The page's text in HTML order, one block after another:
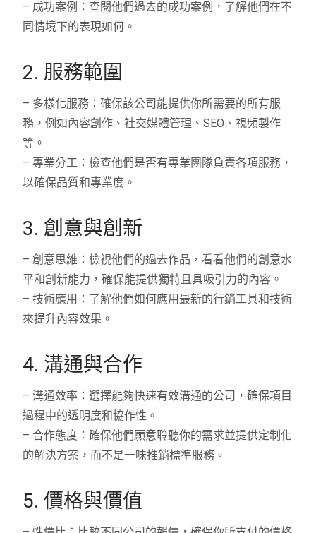
– 成功案例：查閱他們過去的成功案例，了解他們在不
同情境下的表現如何。
2. 服務範圍
– 多樣化服務：確保該公司能提供你所需要的所有服
務，例如內容創作、社交媒體管理、SEO、視頻製作
等。
– 專業分工：檢查他們是否有專業團隊負責各項服務，
以確保品質和專業度。
3. 創意與創新
– 創意思維：檢視他們的過去作品，看看他們的創意水
平和創新能力，確保能提供獨特且具吸引力的內容。
– 技術應用：了解他們如何應用最新的行銷工具和技術
來提升內容效果。
4. 溝通與合作
– 溝通效率：選擇能夠快速有效溝通的公司，確保項目
過程中的透明度和協作性。
– 合作態度：確保他們願意聆聽你的需求並提供定制化
的解決方案，而不是一味推銷標準服務。
5. 價格與價值